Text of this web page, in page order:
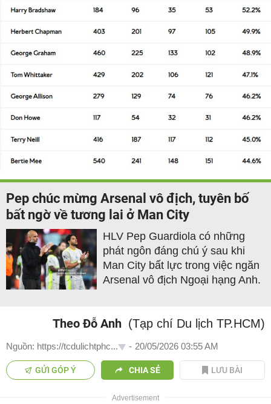
Pep chúc mừng Arsenal vô địch, tuyên bố
bất ngờ về tương lai ở Man City
HLV Pep Guardiola có những
phát ngôn đáng chú ý sau khi
Man City bất lực trong việc ngăn
Arsenal vô địch Ngoại hạng Anh.
Theo Đỗ Anh (Tạp chí Du lịch TP.HCM)
Nguồn: https://tcdulichtphc... - 20/05/2026 03:55 AM
GỬI GÓP Ý CHIA SẺ LƯU BÀI